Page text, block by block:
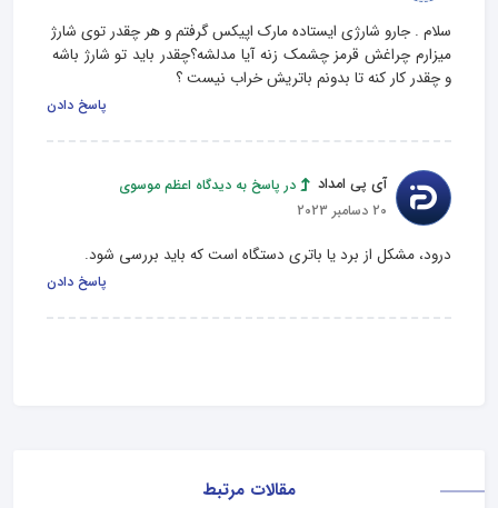
مقالات مرتبط
سلام . جارو شارژی ایستاده مارک اپیکس گرفتم و هر چقدر توی شارژ
میزارم چراغش قرمز چشمک زنه آیا مدلشه؟چقدر باید تو شارژ باشه
و چقدر کار کنه تا بدونم باتریش خراب نیست ؟
پاسخ دادن
آی پی امداد
در پاسخ به دیدگاه اعظم موسوی
20 دسامبر 2023
درود، مشکل از برد یا باتری دستگاه است که باید بررسی شود.
پاسخ دادن